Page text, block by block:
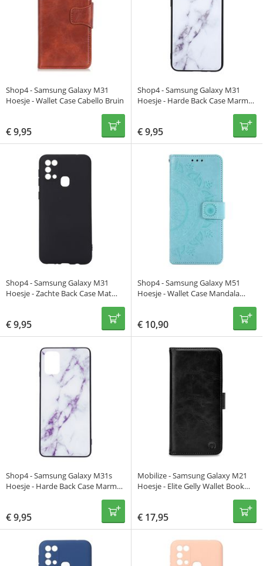
Shop4 - Samsung Galaxy M31
Hoesje - Wallet Case Cabello Bruin
€9,95
Shop4 - Samsung Galaxy M31
Hoesje - Harde Back Case Marmer
€9,95
Shop4 - Samsung Galaxy M31
Hoesje - Zachte Back Case Mat
€9,95
Shop4 - Samsung Galaxy M51
Hoesje - Wallet Case Mandala
€ 10,90
Shop4 - Samsung Galaxy M31s
Hoesje - Harde Back Case Marmer
€9,95
Mobilize - Samsung Galaxy M21
Hoesje - Elite Gelly Wallet Book
€ 17,95